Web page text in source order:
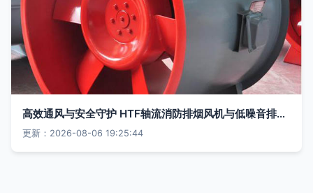
高效通风与安全守护 HTF轴流消防排烟风机与低噪音排风通风机的应用
更新：2026-08-06 19:25:44